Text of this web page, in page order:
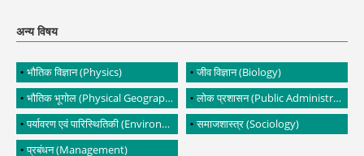
अन्य विषय
भौतिक विज्ञान (Physics)
जीव विज्ञान (Biology)
भौतिक भूगोल (Physical Geography)
लोक प्रशासन (Public Administration)
पर्यावरण एवं पारिस्थितिकी (Environment and Ecology)
समाजशास्त्र (Sociology)
प्रबंधन (Management)